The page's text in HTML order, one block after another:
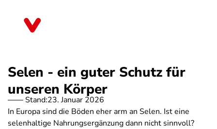
Selen - ein guter Schutz für
unseren Körper
Stand:23. Januar 2026
In Europa sind die Böden eher arm an Selen. Ist eine
selenhaltige Nahrungsergänzung dann nicht sinnvoll?